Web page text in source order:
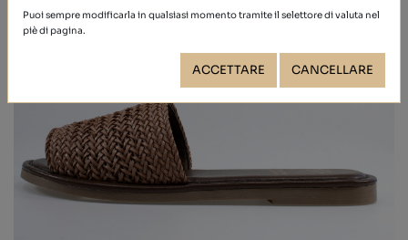
Puoi sempre modificarla in qualsiasi momento tramite il selettore di valuta nel
piè di pagina.
ACCETTARE CANCELLARE